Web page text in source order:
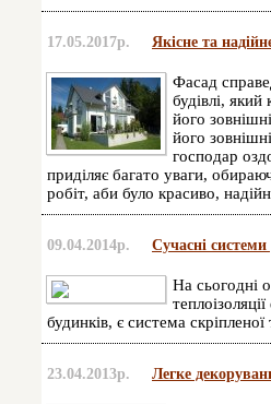
17.05.2017р. Якісне та
Фасад
будівлі,
його
його
господар
приділяє багато уваги,
робіт, аби було красиво,
09.04.2014р. Сучасні
На сьогодні
будинків, є система скріпленої
23.04.2013р. Легке